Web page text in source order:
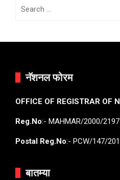
नॅशनल फोरम
OFFICE OF REGISTRAR OF
Reg.No:- MAHMAR/2000/2197
Postal Reg.No:- PCW/147/
बातम्या